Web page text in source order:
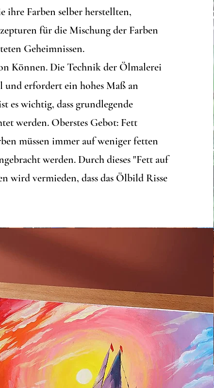
ihre Farben selber herstellten,
für die Mischung der Farben
Geheimnissen.
Können. Die Technik der Ölmalerei
und erfordert ein hohes Maß an
es wichtig, dass grundlegende
werden. Oberstes Gebot: Fett
müssen immer auf weniger fetten
werden. Durch dieses "Fett auf
wird vermieden, dass das Ölbild Risse